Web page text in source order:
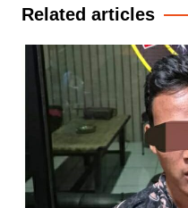
Related articles